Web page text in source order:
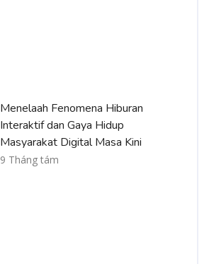
Menelaah Fenomena Hiburan
Interaktif dan Gaya Hidup
Masyarakat Digital Masa Kini
9 Tháng tám